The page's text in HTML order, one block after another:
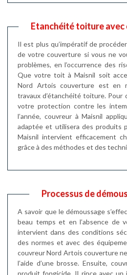
Etanchéité toiture avec
Il est plus qu’impératif de
de votre couverture si vous ne
problèmes, en l’occurrence des
Que votre toit à Maisnil soit
Nord Artois couverture est en
travaux d’étanchéité toiture.
votre protection contre les
l’année, couvreur à Maisnil
adaptée et utilisera des produits
Maisnil intervient efficacement
grâce à des méthodes et des
Processus de
A savoir que le démoussage
beau temps et en l’absence de
intervient dans des conditions
des normes et avec des
couvreur Nord Artois couverture
l’aide d’une brosse. Ensuite,
produit fongicide. Il rince avec un